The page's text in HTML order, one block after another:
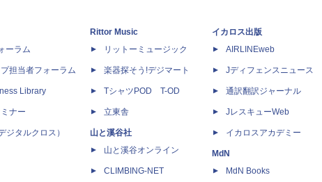
ーラム
担当者フォーラム
Library
ナー
ジタルクロス）
Rittor Music
リットーミュージック
楽器探そう!デジマート
TシャツPOD T-OD
立東舎
山と溪谷社
山と溪谷オンライン
CLIMBING-NET
イカロス出版
AIRLINEweb
Jディフェンスニュース
通訳翻訳ジャーナル
JレスキューWeb
イカロスアカデミー
MdN
MdN Books